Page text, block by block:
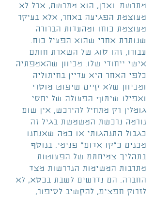
מתרשם. ואכן, הוא מתרשם, אבל לא
מעוצמת הפגיעה באחר, אלא בעיקר
מעוצמת כוחו ומהעדות הברורה
שנותרת אחרי שהוא הפעיל כוח.
עבורו, זהו סוג של השארת חותם
אישי ייחודי שלו. מכיוון שהאמפתיה
כלפי האחר היא עדיין בחיתוליה
ומכיוון שלא קיים שיפוט מוסרי
ואפילו שיתוף הפעולה של יחסי
גומלין רק מתחיל להירכש, אין שום
נורמה נרכשת המשמשת בגיל זה
כגבול התנהגותי או כמה שאנחנו
מכנים כ"קו אדום" פנימי. בנוסף
בתהליך צמיחתם של הפעוטות
מתרבות המשימות הנדרשות מצד
החברה. הם נדרשים לשבת בכסא, לא
לזרוק חפצים, להקשיב לסיפור,